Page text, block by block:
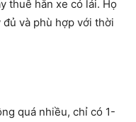
thuê hẳn xe có lái. Họ
và phù hợp với thời
quá nhiều, chỉ có 1-